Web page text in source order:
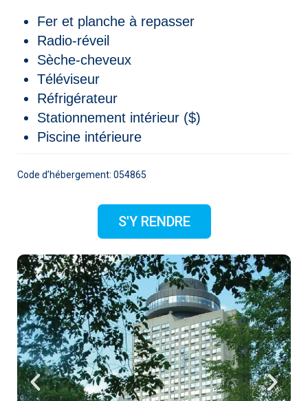
Fer et planche à repasser
Radio-réveil
Sèche-cheveux
Téléviseur
Réfrigérateur
Stationnement intérieur ($)
Piscine intérieure
Code d’hébergement: 054865
S'Y RENDRE